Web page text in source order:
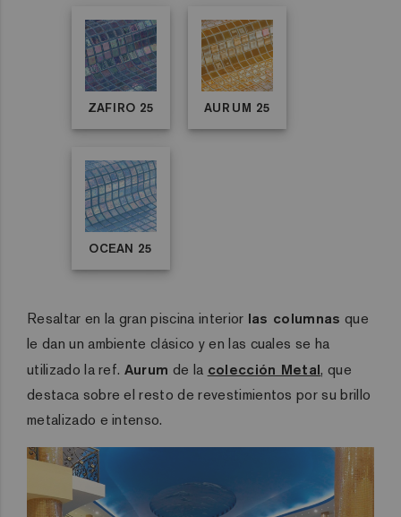
ZAFIRO 25 AURUM 25
OCEAN 25
Resaltar en la gran piscina interior las columnas que
le dan un ambiente clásico y en las cuales se ha
utilizado la ref. Aurum de la colección Metal, que
destaca sobre el resto de revestimientos por su brillo
metalizado e intenso.